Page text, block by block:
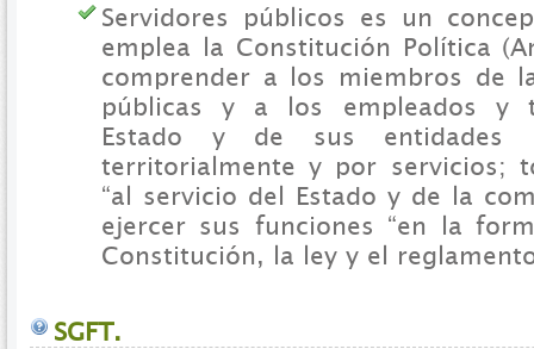
Servidores públicos es un
emplea la Constitución Política
comprender a los miembros de
públicas y a los empleados y
Estado y de sus entidades
territorialmente y por servicios;
“al servicio del Estado y de la
ejercer sus funciones “en la
Constitución, la ley y el
SGFT.